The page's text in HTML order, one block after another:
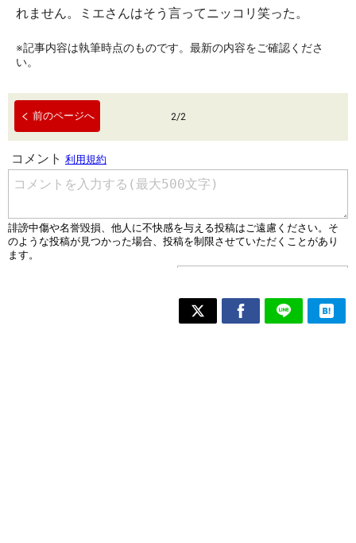
れません。ミエさんはそう言ってニッコリ笑った。
※記事内容は執筆時点のものです。最新の内容をご確認くださ
い。
前のページへ 2/2